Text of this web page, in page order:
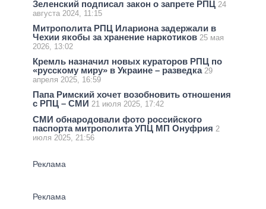
Зеленский подписал закон о запрете РПЦ 24
августа 2024, 11:15
Митрополита РПЦ Илариона задержали в
Чехии якобы за хранение наркотиков 25 мая
2026, 13:02
Кремль назначил новых кураторов РПЦ по
«русскому миру» в Украине – разведка 29
апреля 2025, 16:59
Папа Римский хочет возобновить отношения
с РПЦ – СМИ 21 июля 2025, 17:42
СМИ обнародовали фото российского
паспорта митрополита УПЦ МП Онуфрия 2
июля 2025, 21:56